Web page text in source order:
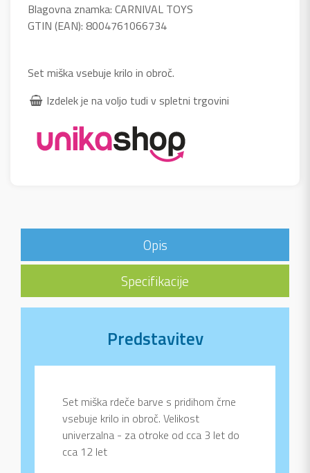
Blagovna znamka: CARNIVAL TOYS
GTIN (EAN): 8004761066734
Set miška vsebuje krilo in obroč.
Izdelek je na voljo tudi v spletni trgovini
Opis
Specifikacije
Predstavitev
Set miška rdeče barve s pridihom črne
vsebuje krilo in obroč. Velikost
univerzalna - za otroke od cca 3 let do
cca 12 let